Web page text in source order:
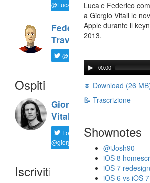
@LucaTNT
Federico
Travaini
@ftrava
Ospiti
Giorgio
Vitali
Follow
@giorgio__vit
Iscriviti
Luca e Federico
a Giorgio Vitali le
Apple durante il
2013.
00:00
⏬ Download (26 MB)
📝 Trascrizione
Shownotes
@iJosh90
iOS 8
iOS 7 redesign
iOS 6 vs iOS 7